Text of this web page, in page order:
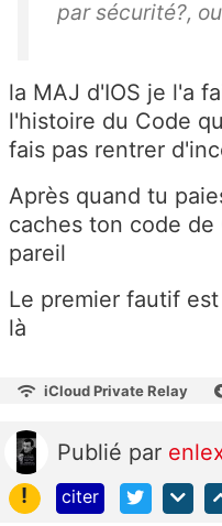
par sécurité?,
la MAJ d'IOS je l'a
l'histoire du Code
fais pas rentrer
Après quand tu
caches ton code
pareil
Le premier fautif
là
iCloud Private Relay
Publié par
!
citer